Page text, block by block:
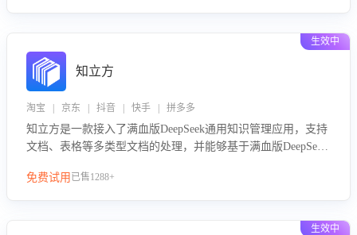
生效中
知立方
淘宝 | 京东 | 抖音 | 快手 | 拼多多
知立方是一款接入了满血版DeepSeek通用知识管理应用，支持
文档、表格等多类型文档的处理，并能够基于满血版DeepSeek
助用户高效管理和利用知识资源。通过该产品，用户可以轻松
免费试用 已售1288+
生效中